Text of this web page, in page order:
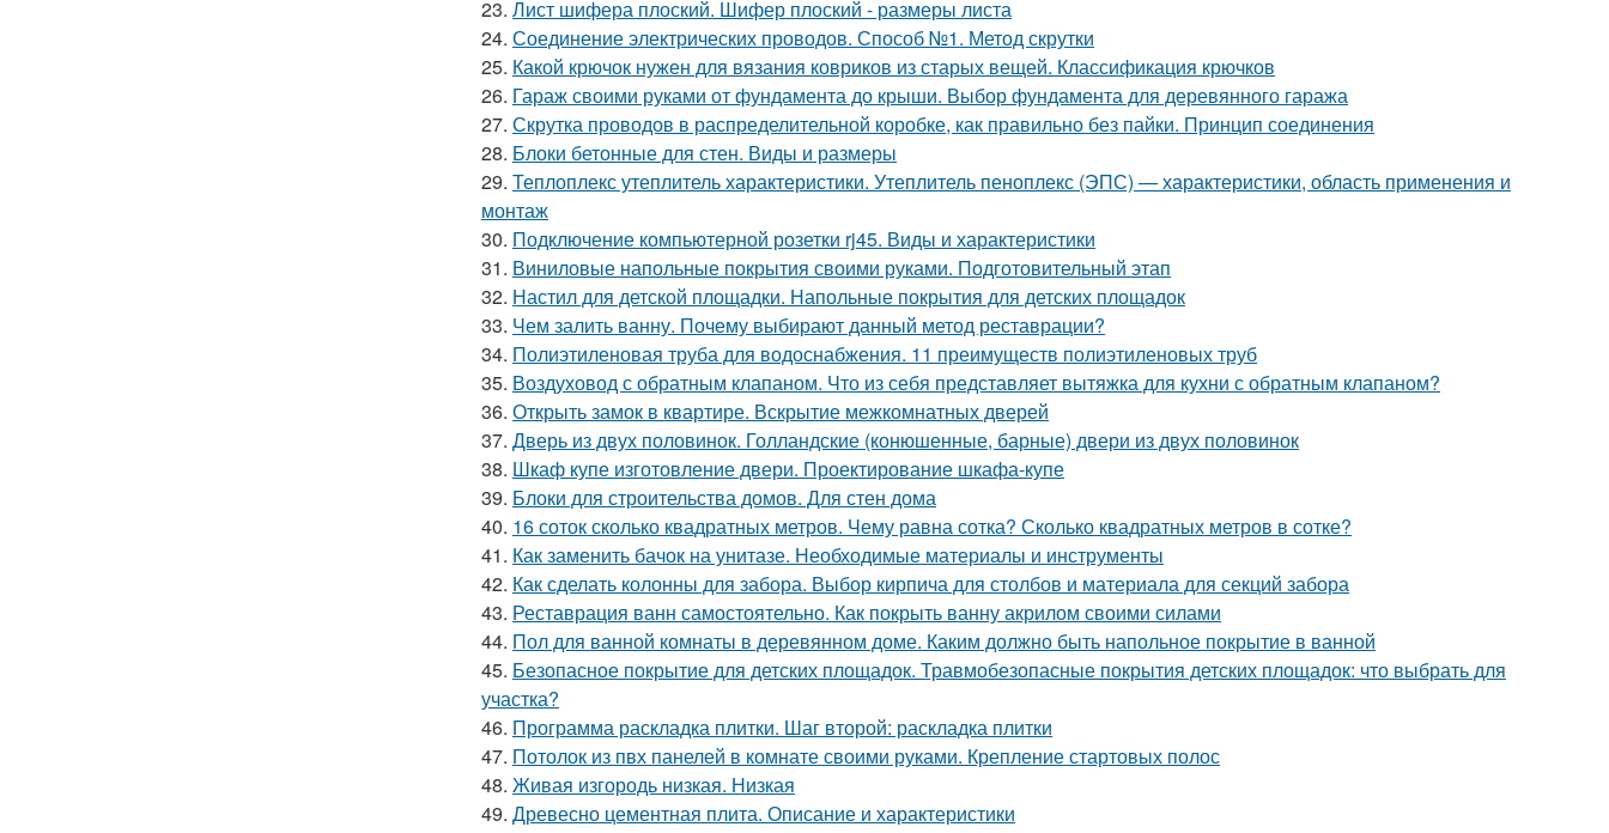
23. Лист шифера плоский. Шифер плоский - размеры листа
24. Соединение электрических проводов. Способ №1. Метод скрутки
25. Какой крючок нужен для вязания ковриков из старых вещей. Классификация крючков
26. Гараж своими руками от фундамента до крыши. Выбор фундамента для деревянного гаража
27. Скрутка проводов в распределительной коробке, как правильно без пайки. Принцип соединения
28. Блоки бетонные для стен. Виды и размеры
29. Теплоплекс утеплитель характеристики. Утеплитель пеноплекс (ЭПС) — характеристики, область применения и
монтаж
30. Подключение компьютерной розетки rj45. Виды и характеристики
31. Виниловые напольные покрытия своими руками. Подготовительный этап
32. Настил для детской площадки. Напольные покрытия для детских площадок
33. Чем залить ванну. Почему выбирают данный метод реставрации?
34. Полиэтиленовая труба для водоснабжения. 11 преимуществ полиэтиленовых труб
35. Воздуховод с обратным клапаном. Что из себя представляет вытяжка для кухни с обратным клапаном?
36. Открыть замок в квартире. Вскрытие межкомнатных дверей
37. Дверь из двух половинок. Голландские (конюшенные, барные) двери из двух половинок
38. Шкаф купе изготовление двери. Проектирование шкафа-купе
39. Блоки для строительства домов. Для стен дома
40. 16 соток сколько квадратных метров. Чему равна сотка? Сколько квадратных метров в сотке?
41. Как заменить бачок на унитазе. Необходимые материалы и инструменты
42. Как сделать колонны для забора. Выбор кирпича для столбов и материала для секций забора
43. Реставрация ванн самостоятельно. Как покрыть ванну акрилом своими силами
44. Пол для ванной комнаты в деревянном доме. Каким должно быть напольное покрытие в ванной
45. Безопасное покрытие для детских площадок. Травмобезопасные покрытия детских площадок: что выбрать для
участка?
46. Программа раскладка плитки. Шаг второй: раскладка плитки
47. Потолок из пвх панелей в комнате своими руками. Крепление стартовых полос
48. Живая изгородь низкая. Низкая
49. Древесно цементная плита. Описание и характеристики